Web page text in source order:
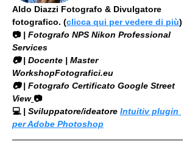
Aldo Diazzi Fotografo & Divulgatore
fotografico. (clicca qui per vedere di più)
📷 | Fotografo NPS Nikon Professional
Services
​📷 | Docente | Master
WorkshopFotografici.eu
📷 | Fotografo Certificato Google Street
View 📷
💻 | Sviluppatore/ideatore Intuitiv plugin
per Adobe Photoshop